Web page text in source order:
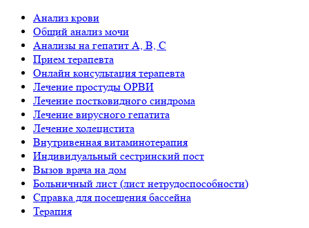
Анализ крови
Общий анализ мочи
Анализы на гепатит А, B, С
Прием терапевта
Онлайн консультация терапевта
Лечение простуды ОРВИ
Лечение постковидного синдрома
Лечение вирусного гепатита
Лечение холецистита
Внутривенная витаминотерапия
Индивидуальный сестринский пост
Вызов врача на дом
Больничный лист (лист нетрудоспособности)
Справка для посещения бассейна
Терапия